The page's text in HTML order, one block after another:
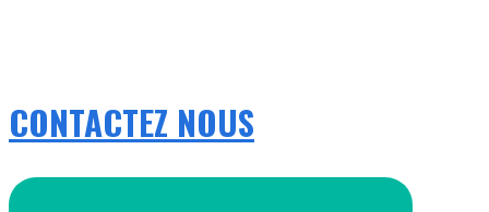
CONTACTEZ NOUS